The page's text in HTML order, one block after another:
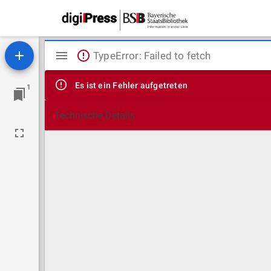
1
Mirador
Viewer
TypeError: Failed to fetch
Es ist ein Fehler aufgetreten
Technische Details